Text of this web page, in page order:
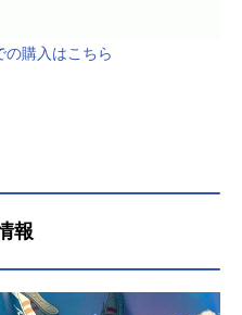
の購入はこちら
報